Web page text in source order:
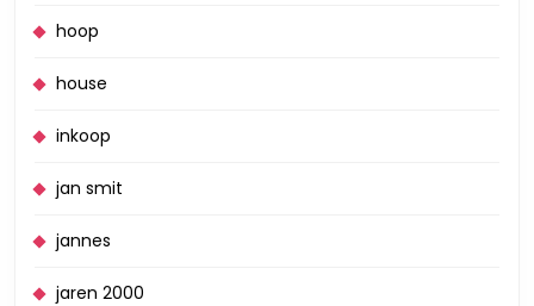
hoop
house
inkoop
jan smit
jannes
jaren 2000